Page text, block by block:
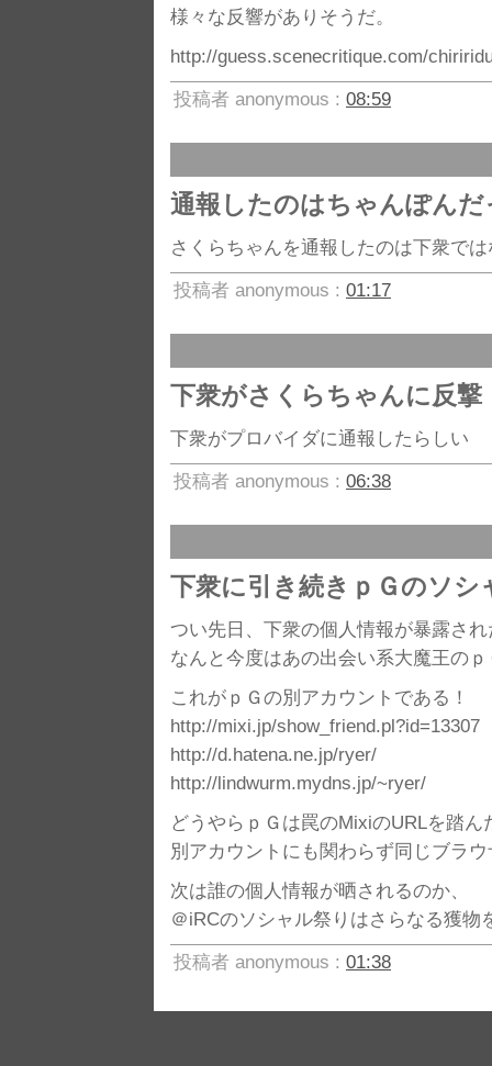
様々な反響がありそうだ。
http://guess.scenecritique.com/
投稿者 anonymous : 08:59
通報したのはちゃんぽんだ
さくらちゃんを通報したのは下衆で
投稿者 anonymous : 01:17
下衆がさくらちゃんに反撃
下衆がプロバイダに通報したらしい
投稿者 anonymous : 06:38
下衆に引き続きｐＧのソシ
つい先日、下衆の個人情報が暴露さ
なんと今度はあの出会い系大魔王の
これがｐＧの別アカウントである！
http://mixi.jp/show_friend.pl?id=13307
http://d.hatena.ne.jp/ryer/
http://lindwurm.mydns.jp/~ryer/
どうやらｐＧは罠のMixiのURLを踏ん
別アカウントにも関わらず同じブラ
次は誰の個人情報が晒されるのか、
＠iRCのソシャル祭りはさらなる獲
投稿者 anonymous : 01:38